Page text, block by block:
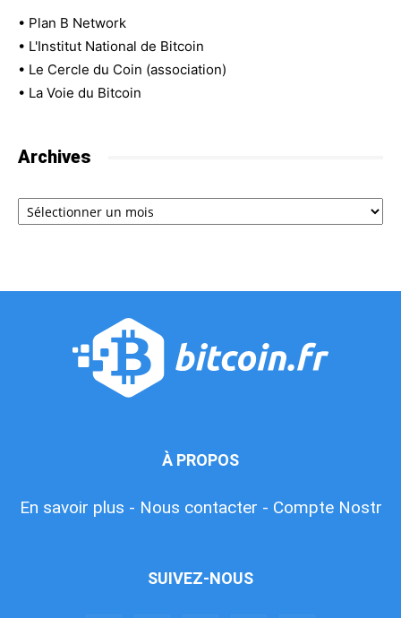
• Plan B Network
• L'Institut National de Bitcoin
• Le Cercle du Coin (association)
• La Voie du Bitcoin
Archives
Archives
À PROPOS
En savoir plus - Nous contacter - Compte Nostr
SUIVEZ-NOUS